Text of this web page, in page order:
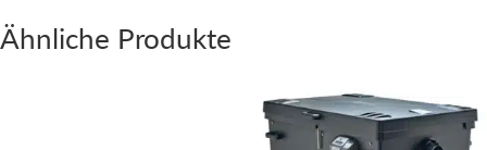
Ähnliche Produkte